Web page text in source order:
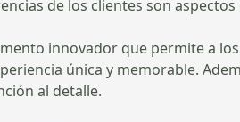
de los clientes son
innovador que permite a
única y memorable.
al detalle.